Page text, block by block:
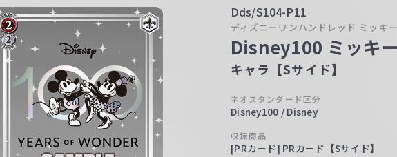
Dds/S104-P11
ディズニーワンハンドレッド ミッキ
Disney100 ミッキ
キャラ【Sサイド】
ネオスタンダード区分
Disney100 / Disney
収録商品
[PRカード] PRカード【Sサイド】